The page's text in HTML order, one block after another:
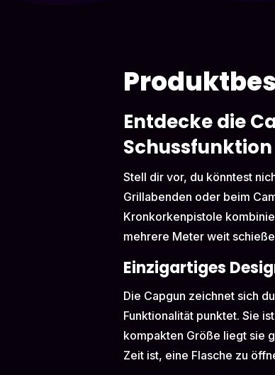
Entdecke die
Schussfunktion
Stell dir vor, du könntest
Grillabenden oder beim
Kronkorkenpistole
mehrere Meter weit
Einzigartiges
Die Capgun zeichnet sich
Funktionalität punktet. Sie ist
kompakten Größe liegt sie
Zeit ist, eine Flasche zu